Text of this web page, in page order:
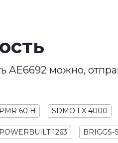
AE6692 можно,
60 H SDMO LX 4000
1263 BRIGGS-